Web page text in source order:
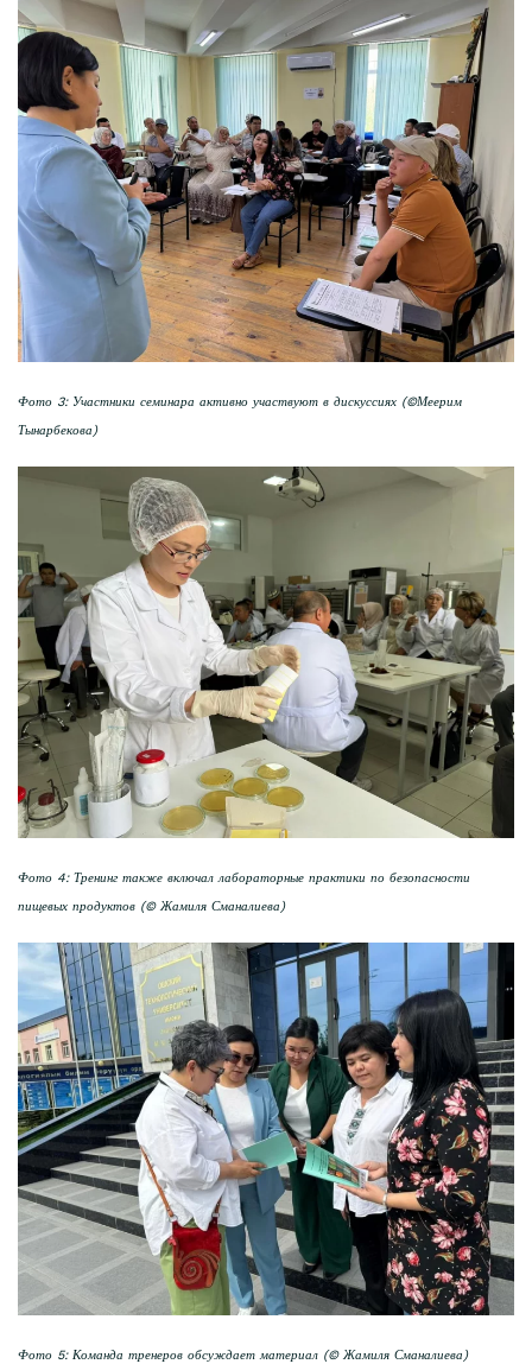
Фото 3: Участники семинара активно участвуют в дискуссиях (©Меерим
Тынарбекова)
Фото 4: Тренинг также включал лабораторные практики по безопасности
пищевых продуктов (© Жамиля Сманалиева)
Фото 5: Команда тренеров обсуждает материал (© Жамиля Сманалиева)